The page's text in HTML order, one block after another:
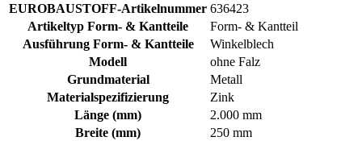
EUROBAUSTOFF-Artikelnummer 636423
Artikeltyp Form- & Kantteile
Form- & Kantteil
Ausführung Form- & Kantteile
Winkelblech
Modell
ohne Falz
Grundmaterial
Metall
Materialspezifizierung
Zink
Länge (mm)
2.000 mm
Breite (mm)
250 mm